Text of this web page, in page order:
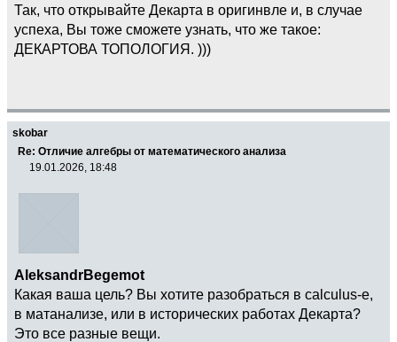
Так, что открывайте Декарта в оригинвле и, в случае
успеха, Вы тоже сможете узнать, что же такое:
ДЕКАРТОВА ТОПОЛОГИЯ. )))
skobar
Re: Отличие алгебры от математического анализа
19.01.2026, 18:48
AleksandrBegemot
Какая ваша цель? Вы хотите разобраться в calculus-е,
в матанализе, или в исторических работах Декарта?
Это все разные вещи.